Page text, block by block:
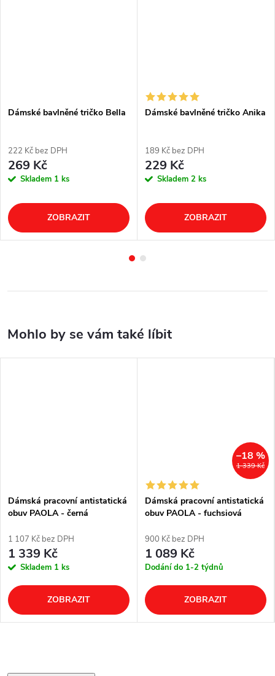
Dámské bavlněné tričko Bella
222 Kč bez DPH
269 Kč
Skladem 1 ks
ZOBRAZIT
Dámské bavlněné tričko Anika
189 Kč bez DPH
229 Kč
Skladem 2 ks
ZOBRAZIT
Dámská pracovní antistatická
obuv PAOLA - černá
1 107 Kč bez DPH
1 339 Kč
Skladem 1 ks
ZOBRAZIT
1 339 Kč
–18 %
Dámská pracovní antistatická
obuv PAOLA - fuchsiová
900 Kč bez DPH
1 089 Kč
Dodání do 1-2 týdnů
ZOBRAZIT